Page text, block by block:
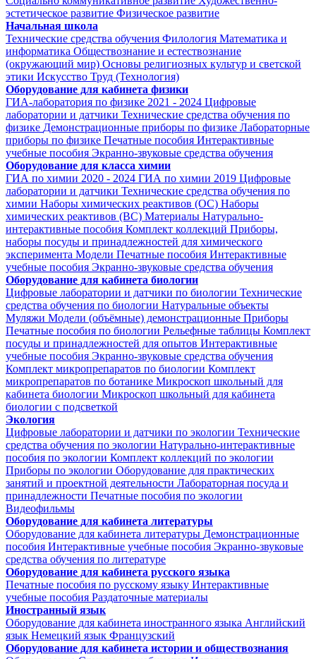
эстетическое развитие Физическое развитие
Начальная школа
Технические средства обучения Филология Математика и
информатика Обществознание и естествознание
(окружающий мир) Основы религиозных культур и светской
этики Искусство Труд (Технология)
Оборудование для кабинета физики
ГИА-лаборатория по физике 2021 - 2024 Цифровые
лаборатории и датчики Технические средства обучения по
физике Демонстрационные приборы по физике Лабораторные
приборы по физике Печатные пособия Интерактивные
учебные пособия Экранно-звуковые средства обучения
Оборудование для класса химии
ГИА по химии 2020 - 2024 ГИА по химии 2019 Цифровые
лаборатории и датчики Технические средства обучения по
химии Наборы химических реактивов (ОС) Наборы
химических реактивов (ВС) Материалы Натурально-
интерактивные пособия Комплект коллекций Приборы,
наборы посуды и принадлежностей для химического
эксперимента Модели Печатные пособия Интерактивные
учебные пособия Экранно-звуковые средства обучения
Оборудование для кабинета биологии
Цифровые лаборатории и датчики по биологии Технические
средства обучения по биологии Натуральные объекты
Муляжи Модели (объёмные) демонстрационные Приборы
Печатные пособия по биологии Рельефные таблицы Комплект
посуды и принадлежностей для опытов Интерактивные
учебные пособия Экранно-звуковые средства обучения
Комплект микропрепаратов по биологии Комплект
микропрепаратов по ботанике Микроскоп школьный для
кабинета биологии Микроскоп школьный для кабинета
биологии с подсветкой
Экология
Цифровые лаборатории и датчики по экологии Технические
средства обучения по экологии Натурально-интерактивные
пособия по экологии Комплект коллекций по экологии
Приборы по экологии Оборудование для практических
занятий и проектной деятельности Лабораторная посуда и
принадлежности Печатные пособия по экологии
Видеофильмы
Оборудование для кабинета литературы
Оборудование для кабинета литературы Демонстрационные
пособия Интерактивные учебные пособия Экранно-звуковые
средства обучения по литературе
Оборудование для кабинета русского языка
Печатные пособия по русскому языку Интерактивные
учебные пособия Раздаточные материалы
Иностранный язык
Оборудование для кабинета иностранного языка Английский
язык Немецкий язык Французский
Оборудование для кабинета истории и обществознания